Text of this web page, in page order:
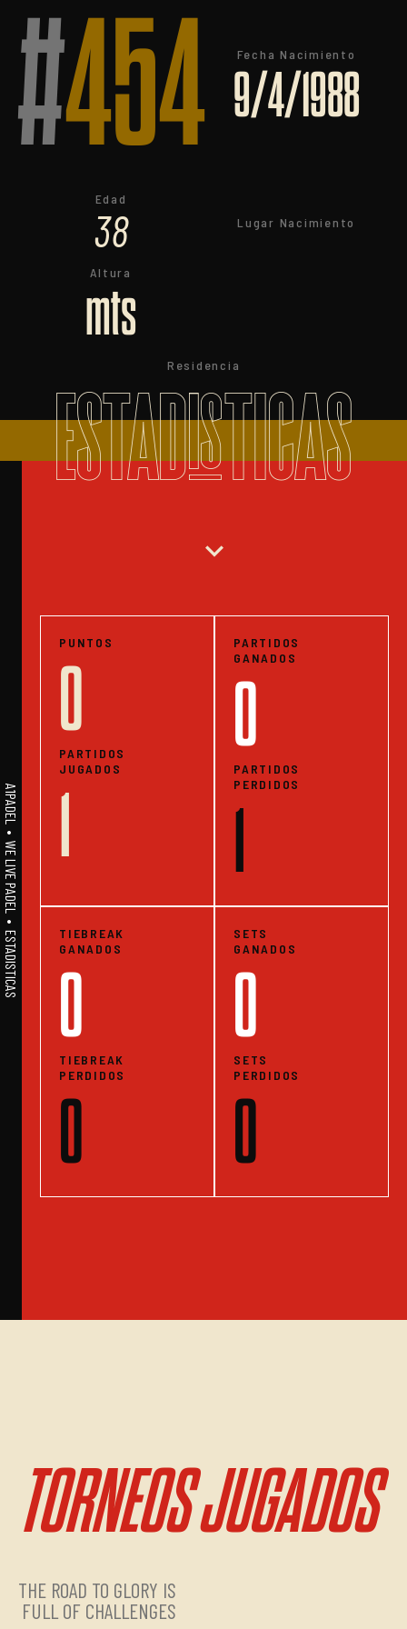
#454 Fecha Nacimiento
9/4/1988
Edad
38 Lugar Nacimiento
Altura
mts
Residencia
ESTADISTICAS
A1PADEL • WE LIVE PADEL • ESTADISTICAS
expand_more
PUNTOS
0
PARTIDOS
JUGADOS
1
PARTIDOS
GANADOS
0
PARTIDOS
PERDIDOS
1
TIEBREAK
GANADOS
0
TIEBREAK
PERDIDOS
0
SETS
GANADOS
0
SETS
PERDIDOS
0
TORNEOS JUGADOS
THE ROAD TO GLORY IS
FULL OF CHALLENGES